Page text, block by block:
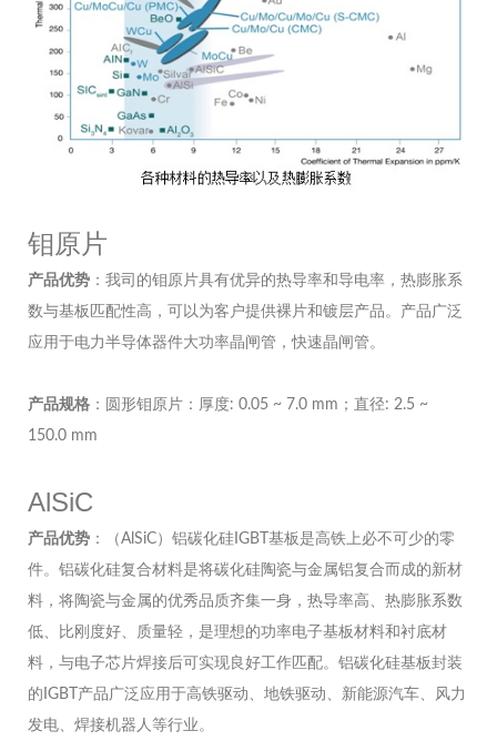
钼原片
产品优势 ：我司的钼原片具有优异的热导率和导电率，热膨胀系
数与基板匹配性高，可以为客户提供裸片和镀层产品。产品广泛
应用于电力半导体器件大功率晶闸管，快速晶闸管。
产品规格 ：圆形钼原片：厚度: 0.05 ~ 7.0 mm；直径: 2.5 ~
150.0 mm
AlSiC
产品优势 ：（AlSiC）铝碳化硅IGBT基板是高铁上必不可少的零
件。铝碳化硅复合材料是将碳化硅陶瓷与金属铝复合而成的新材
料，将陶瓷与金属的优秀品质齐集一身，热导率高、热膨胀系数
低、比刚度好、质量轻，是理想的功率电子基板材料和衬底材
料，与电子芯片焊接后可实现良好工作匹配。铝碳化硅基板封装
的IGBT产品广泛应用于高铁驱动、地铁驱动、新能源汽车、风力
发电、焊接机器人等行业。